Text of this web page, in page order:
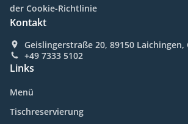
der Cookie-Richtlinie
Kontakt
Geislingerstraße 20, 89150 Laichingen,
+49 7333 5102
Links
Menü
Tischreservierung